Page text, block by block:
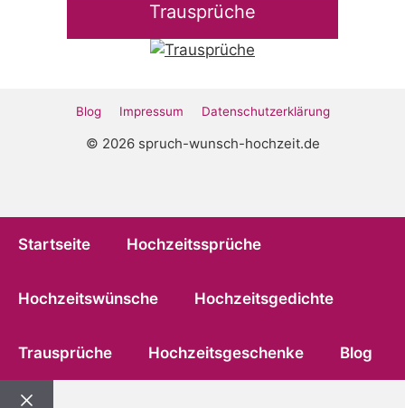
Trausprüche
Blog Impressum Datenschutz­erklärung
© 2026 spruch-wunsch-hochzeit.de
Startseite Hochzeitssprüche
Hochzeitswünsche Hochzeitsgedichte
Trausprüche Hochzeitsgeschenke Blog